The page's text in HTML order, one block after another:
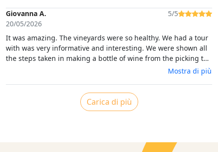
Giovanna A.
20/05/2026
5/5
It was amazing. The vineyards were so healthy. We had a tour
with was very informative and interesting. We were shown all
the steps taken in making a bottle of wine from the picking to
the fermentation to filling the bottles, corking, putting the
label on and then packing. The winery produces between 7000
different varieties with yummy food. A great place to relax.
Mostra di più
Carica di più